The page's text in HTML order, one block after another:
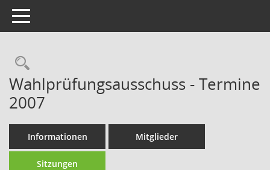
Toggle navigation
Rechercheauswahl
Wahlprüfungsausschuss - Termine
2007
Informationen Mitglieder
Sitzungen